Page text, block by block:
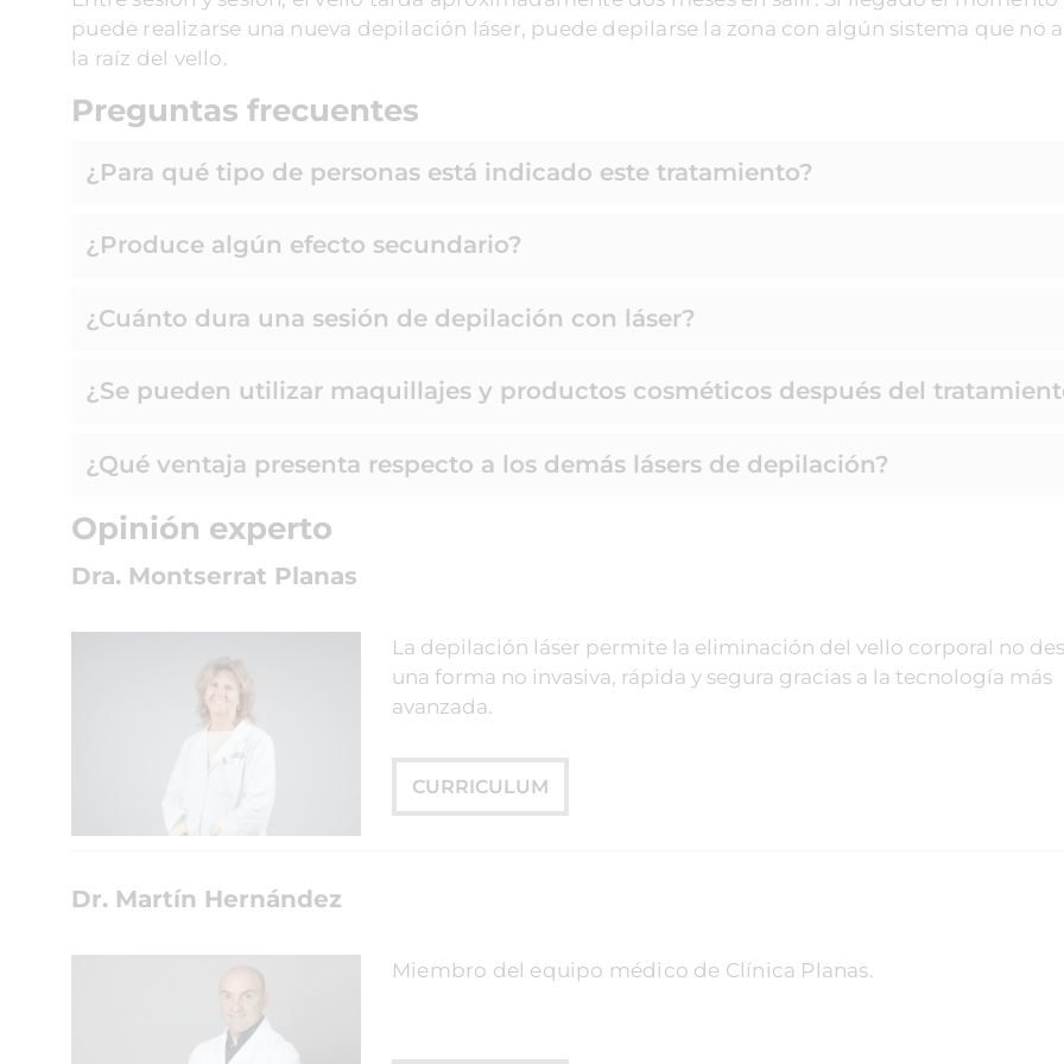
puede realizarse una nueva depilación láser, puede depilarse la zona con algún sistema que no
la raíz del vello.
Preguntas frecuentes
¿Para qué tipo de personas está indicado este tratamiento?
¿Produce algún efecto secundario?
¿Cuánto dura una sesión de depilación con láser?
¿Se pueden utilizar maquillajes y productos cosméticos después del
¿Qué ventaja presenta respecto a los demás lásers de depilación?
Opinión experto
Dra. Montserrat Planas
La depilación láser permite la eliminación del vello corporal no
una forma no invasiva, rápida y segura gracias a la tecnología más
avanzada.
CURRICULUM
Dr. Martín Hernández
Miembro del equipo médico de Clínica Planas.